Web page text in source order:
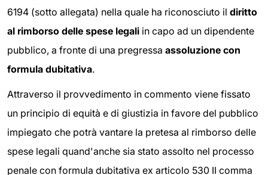
6194 (sotto allegata) nella quale ha riconosciuto il diritto
al rimborso delle spese legali in capo ad un dipendente
pubblico, a fronte di una pregressa assoluzione con
formula dubitativa.
Attraverso il provvedimento in commento viene fissato
un principio di equità e di giustizia in favore del pubblico
impiegato che potrà vantare la pretesa al rimborso delle
spese legali quand'anche sia stato assolto nel processo
penale con formula dubitativa ex articolo 530 II comma